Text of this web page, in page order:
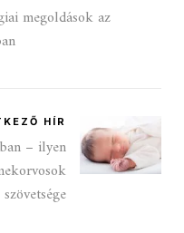
megoldások az
HÍR
– ilyen
szövetsége